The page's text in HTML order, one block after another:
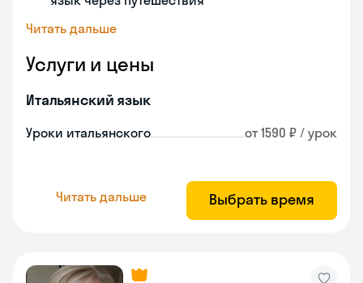
Читать дальше
Услуги и цены
Итальянский язык
Уроки итальянского от 1590 ₽ / урок
Читать дальше Выбрать время